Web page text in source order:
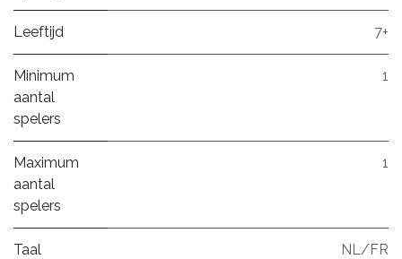
Leeftijd 7+
Minimum
aantal
spelers
1
Maximum
aantal
spelers
1
Taal NL/FR